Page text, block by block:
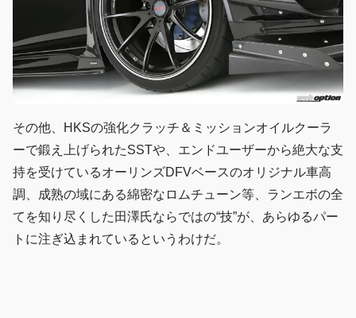
その他、HKSの強化クラッチ＆ミッションオイルクーラ
ーで鍛え上げられたSSTや、エンドユーザーから絶大な支
持を受けているオーリンズDFVベースのオリジナル車高
調、成熟の域にある綿密なロムチューン等、ランエボの全
てを知り尽くした田澤氏ならではの“技”が、あらゆるパー
トに注ぎ込まれているというわけだ。